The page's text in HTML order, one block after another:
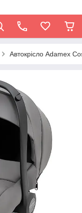
Автокрісло Adamex